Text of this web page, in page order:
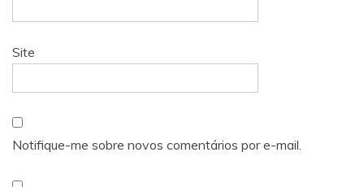
Site
Notifique-me sobre novos comentários por e-mail.